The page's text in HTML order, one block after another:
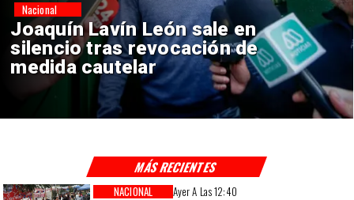
Chile y Venezuela formalizan
reinicio de relaciones
consulares
Nacional
Ayer A Las 12:40
NACIONAL
MÁS RECIENTES